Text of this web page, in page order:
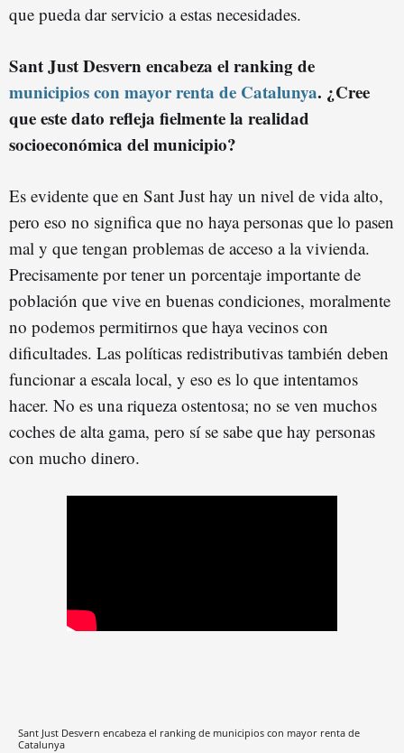
que pueda dar servicio a estas necesidades.
Sant Just Desvern encabeza el ranking de
municipios con mayor renta de Catalunya. ¿Cree
que este dato refleja fielmente la realidad
socioeconómica del municipio?
Es evidente que en Sant Just hay un nivel de vida alto,
pero eso no significa que no haya personas que lo pasen
mal y que tengan problemas de acceso a la vivienda.
Precisamente por tener un porcentaje importante de
población que vive en buenas condiciones, moralmente
no podemos permitirnos que haya vecinos con
dificultades. Las políticas redistributivas también deben
funcionar a escala local, y eso es lo que intentamos
hacer. No es una riqueza ostentosa; no se ven muchos
coches de alta gama, pero sí se sabe que hay personas
con mucho dinero.
Sant Just Desvern encabeza el ranking de municipios con mayor renta de
Catalunya